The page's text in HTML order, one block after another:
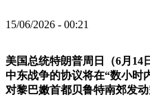
15/06/2026 - 00:21
美国总统特朗普周日（6月14
中东战争的协议将在“数小时
对黎巴嫩首都贝鲁特南郊发